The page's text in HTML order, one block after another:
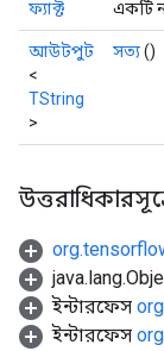
ফ্যাক্ট
একটি
আউটপুট
<
TString
>
সত্য()
ইন্টারফেস
ইন্টারফেস